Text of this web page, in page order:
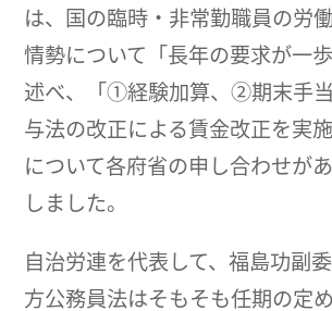
は、国の臨時・非常勤職員の労
情勢について「長年の要求が一
述べ、「①経験加算、②期末手
与法の改正による賃金改正を実
について各府省の申し合わせが
しました。
自治労連を代表して、福島功副
方公務員法はそもそも任期の定